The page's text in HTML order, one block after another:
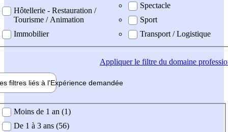
Hôtellerie - Restauration /
Tourisme / Animation
Immobilier
Spectacle
Sport
Transport / Logistique
Appliquerle filtre du domaine
filtres liés à l'Expérience demandée
demandée
Moins de 1 an (1)
De 1 à 3 ans (56)